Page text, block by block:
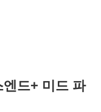
드+ 미드 파